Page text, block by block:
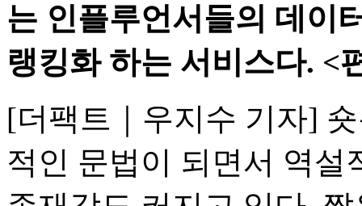
는 인플루언서들의 데이
랭킹화 하는 서비스다. <
[더팩트｜우지수 기자]
적인 문법이 되면서 역설